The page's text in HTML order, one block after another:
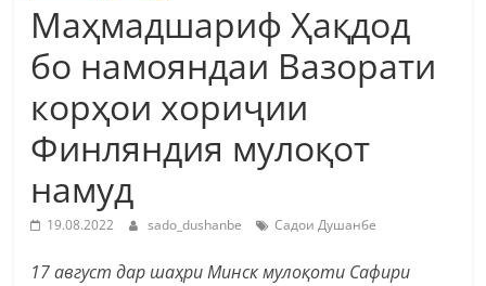
Маҳмадшариф Ҳақдод
бо намояндаи Вазорати
корҳои хориҷии
Финляндия мулоқот
намуд
19.08.2022 sado_dushanbe Садои Душанбе
17 август дар шаҳри Минск мулоқоти Сафири